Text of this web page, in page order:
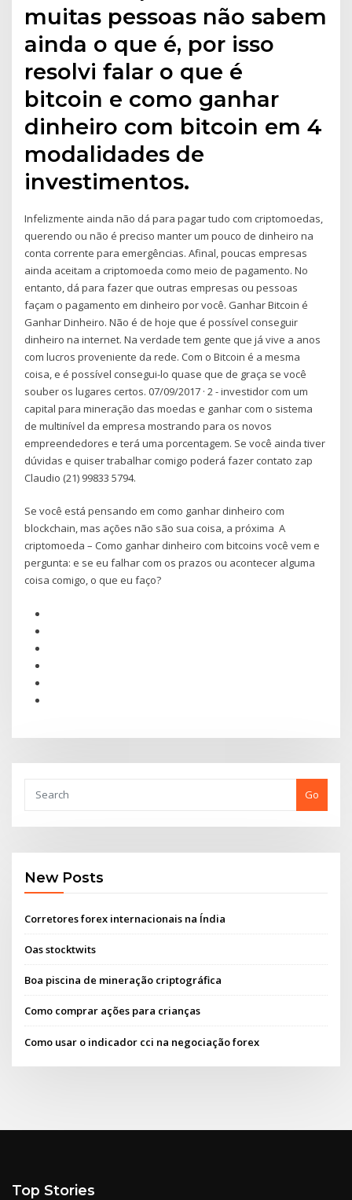
muitas pessoas não sabem
ainda o que é, por isso
resolvi falar o que é
bitcoin e como ganhar
dinheiro com bitcoin em 4
modalidades de
investimentos.
Infelizmente ainda não dá para pagar tudo com criptomoedas,
querendo ou não é preciso manter um pouco de dinheiro na
conta corrente para emergências. Afinal, poucas empresas
ainda aceitam a criptomoeda como meio de pagamento. No
entanto, dá para fazer que outras empresas ou pessoas
façam o pagamento em dinheiro por você. Ganhar Bitcoin é
Ganhar Dinheiro. Não é de hoje que é possível conseguir
dinheiro na internet. Na verdade tem gente que já vive a anos
com lucros proveniente da rede. Com o Bitcoin é a mesma
coisa, e é possível consegui-lo quase que de graça se você
souber os lugares certos. 07/09/2017 · 2 - investidor com um
capital para mineração das moedas e ganhar com o sistema
de multinível da empresa mostrando para os novos
empreendedores e terá uma porcentagem. Se você ainda tiver
dúvidas e quiser trabalhar comigo poderá fazer contato zap
Claudio (21) 99833 5794.
Se você está pensando em como ganhar dinheiro com
blockchain, mas ações não são sua coisa, a próxima A
criptomoeda – Como ganhar dinheiro com bitcoins você vem e
pergunta: e se eu falhar com os prazos ou acontecer alguma
coisa comigo, o que eu faço?
Go
New Posts
Corretores forex internacionais na Índia
Oas stocktwits
Boa piscina de mineração criptográfica
Como comprar ações para crianças
Como usar o indicador cci na negociação forex
Top Stories